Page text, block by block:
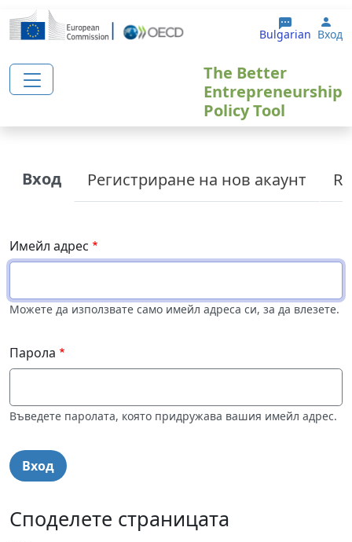
Премини към основното съдържание
Bulgarian Вход
The Better
Entrepreneurship
Policy Tool
Primary tabs
Вход Регистриране на нов акаунт
Имейл адрес
Можете да използвате само имейл адреса си, за да влезете.
Парола
Въведете паролата, която придружава вашия имейл адрес.
Споделете страницата